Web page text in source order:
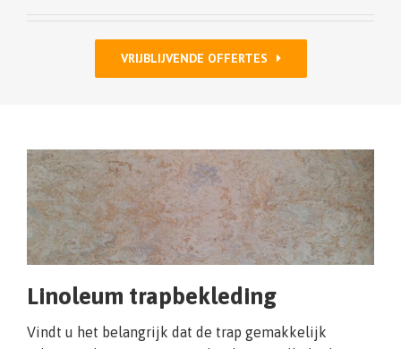
VRIJBLIJVENDE OFFERTES
Linoleum trapbekleding
Vindt u het belangrijk dat de trap gemakkelijk